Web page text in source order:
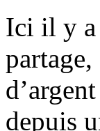
Ici il y a
depuis